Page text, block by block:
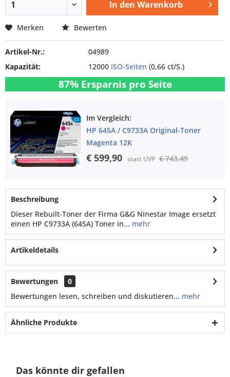
In den Warenkorb
Merken Bewerten
Artikel-Nr.:
04989
Kapazität:
12000 ISO-Seiten (0,66 ct/S.)
87% Ersparnis pro Seite
Im Vergleich:
HP 645A / C9733A Original-Toner
Magenta 12K
€ 599,90 statt UVP € 743,49
Beschreibung
Dieser Rebuilt-Toner der Firma G&G Ninestar Image ersetzt
einen HP C9733A (645A) Toner in... mehr
Artikeldetails
Bewertungen
0
Bewertungen lesen, schreiben und diskutieren... mehr
Ähnliche Produkte
Das könnte dir gefallen